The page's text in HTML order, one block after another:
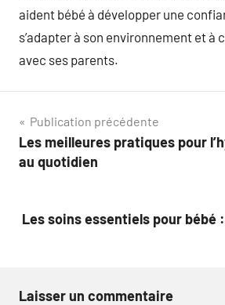
aident bébé à développer une
s’adapter à son environnement et à
avec ses parents.
Navigation
de
Publication précédente
Les meilleures pratiques pour
au quotidien
Les soins essentiels pour bébé
Laisser un commentaire